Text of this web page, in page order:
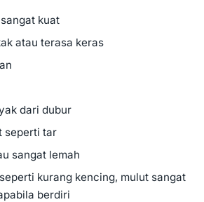
kuat
atau terasa keras
dari dubur
seperti tar
sangat lemah
kurang kencing, mulut sangat
berdiri